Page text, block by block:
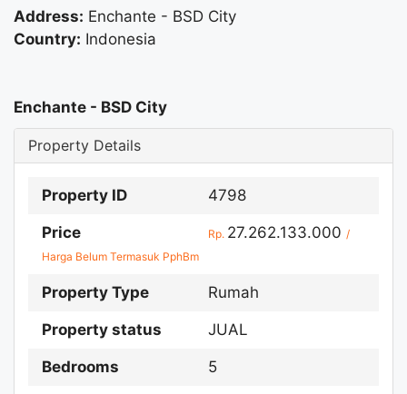
Address: Enchante - BSD City
Country: Indonesia
Enchante - BSD City
Property Details
Property ID 4798
Price Rp. 27.262.133.000 /
Harga Belum Termasuk PphBm
Property Type Rumah
Property status JUAL
Bedrooms 5